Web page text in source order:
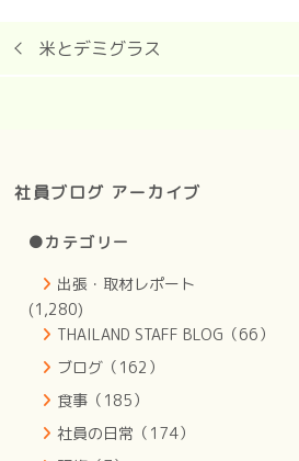
米とデミグラス
社員ブログ アーカイブ
●カテゴリー
出張・取材レポート
(1,280)
THAILAND STAFF BLOG（66）
ブログ（162）
食事（185）
社員の日常（174）